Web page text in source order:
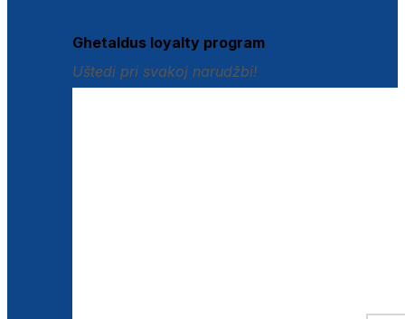
Ghetaldus loyalty program
Uštedi pri svakoj narudžbi!